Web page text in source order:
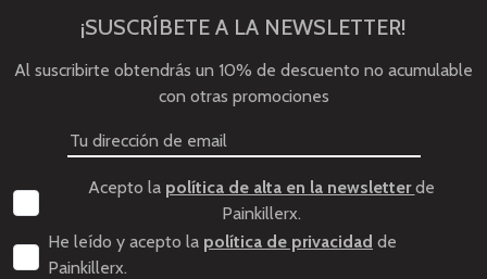
¡SUSCRÍBETE A LA NEWSLETTER!
Al suscribirte obtendrás un 10% de descuento no acumulable
con otras promociones
Acepto la política de alta en la newsletterde
Painkillerx.
He leído y acepto la política de privacidad de
Painkillerx.